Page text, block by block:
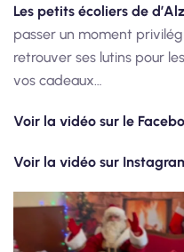
Les petits écoliers de
passer un moment
retrouver ses lutins pour
vos cadeaux…
Voir la vidéo sur le
Voir la vidéo sur